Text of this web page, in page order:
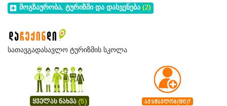
მოგზაურობა, ტურიზმი და დასვენება (2)
სათავგადასავლო ტურიზმის სკოლა
ყველას ნახვა (5) აქ სწავლობ(დი)?